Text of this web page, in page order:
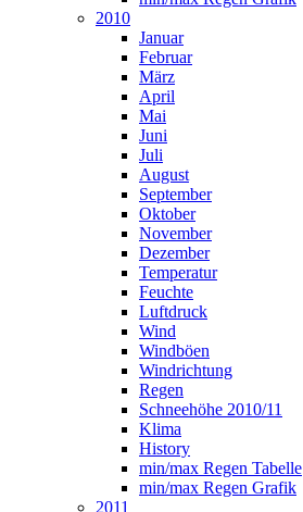
2010
Januar
Februar
März
April
Mai
Juni
Juli
August
September
Oktober
November
Dezember
Temperatur
Feuchte
Luftdruck
Wind
Windböen
Windrichtung
Regen
Schneehöhe 2010/11
Klima
History
min/max Regen Tabelle
min/max Regen Grafik
2011